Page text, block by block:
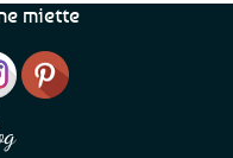
miette